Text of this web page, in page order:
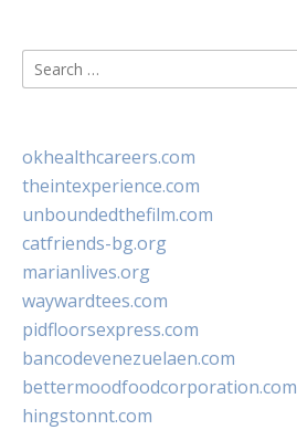
Search
for:
okhealthcareers.com
theintexperience.com
unboundedthefilm.com
catfriends-bg.org
marianlives.org
waywardtees.com
pidfloorsexpress.com
bancodevenezuelaen.com
bettermoodfoodcorporation.com
hingstonnt.com